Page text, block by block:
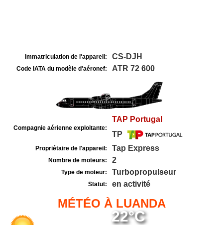
Immatriculation de l'appareil: CS-DJH
Code IATA du modèle d'aéronef: ATR 72 600
Compagnie aérienne exploitante:
TAP Portugal
TP
Propriétaire de l'appareil: Tap Express
Nombre de moteurs: 2
Type de moteur: Turbopropulseur
Statut: en activité
MÉTÉO À LUANDA
22°C